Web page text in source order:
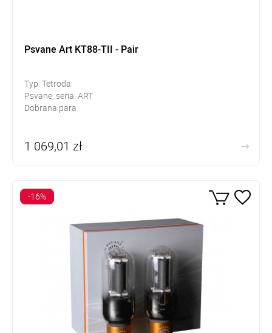
Psvane Art KT88-TII - Pair
Typ: Tetroda
Psvane, seria: ART
Dobrana para
1 069,01 zł
-16%